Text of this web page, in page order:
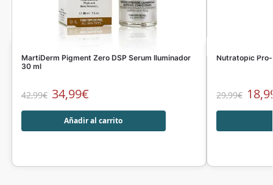
MartiDerm Pigment Zero DSP Serum Iluminador
30 ml
42,99€ 34,99€
Añadir al carrito
Nutratopic
29,99€